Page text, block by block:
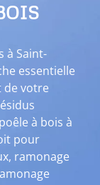
à Saint-
essentielle
votre
à bois à
pour
ramonage